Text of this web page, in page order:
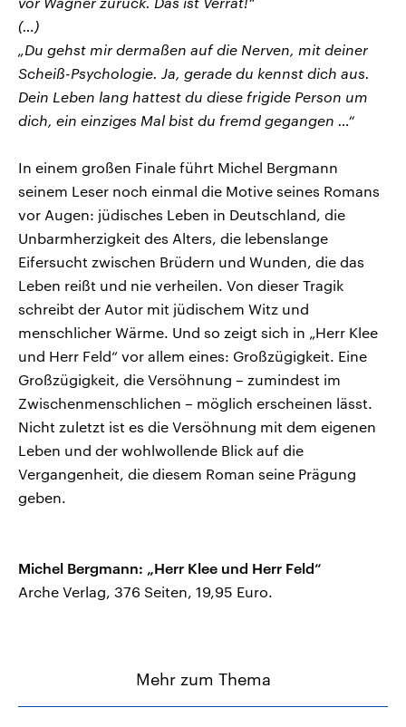
(…)
„Du gehst mir dermaßen auf die Nerven, mit deiner
Scheiß-Psychologie. Ja, gerade du kennst dich aus.
Dein Leben lang hattest du diese frigide Person um
dich, ein einziges Mal bist du fremd gegangen …“
In einem großen Finale führt Michel Bergmann
seinem Leser noch einmal die Motive seines Romans
vor Augen: jüdisches Leben in Deutschland, die
Unbarmherzigkeit des Alters, die lebenslange
Eifersucht zwischen Brüdern und Wunden, die das
Leben reißt und nie verheilen. Von dieser Tragik
schreibt der Autor mit jüdischem Witz und
menschlicher Wärme. Und so zeigt sich in „Herr Klee
und Herr Feld“ vor allem eines: Großzügigkeit. Eine
Großzügigkeit, die Versöhnung – zumindest im
Zwischenmenschlichen – möglich erscheinen lässt.
Nicht zuletzt ist es die Versöhnung mit dem eigenen
Leben und der wohlwollende Blick auf die
Vergangenheit, die diesem Roman seine Prägung
geben.
Michel Bergmann: „Herr Klee und Herr Feld“
Arche Verlag, 376 Seiten, 19,95 Euro.
Mehr zum Thema